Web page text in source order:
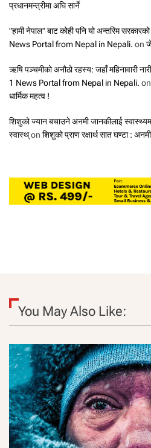
प्रधानमन्त्रीमा अघि सार्ने
"हामी नेपाल" बाट कोही पनि यो अन्तरिम
News Portal from Nepal in Nepali. on
ऋषि पञ्चमीको अनौठो रहस्य: जहाँ महिनावारी
1 News Portal from Nepal in Nepali. on
धार्मिक महत्व !
शिशुको ज्यान बचाउने अनमी जानकीलाई
स्वास्थ्on शिशुको प्राण रक्षार्थ सात घण्टा :
You May Also Like: